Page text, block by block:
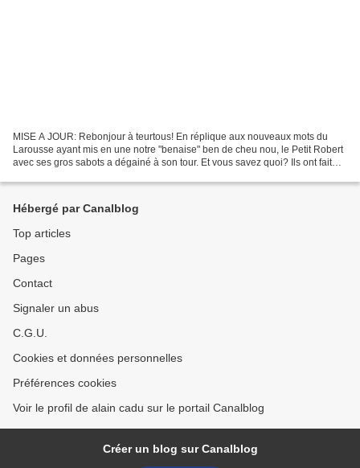
MISE A JOUR: Rebonjour à teurtous! En réplique aux nouveaux mots du
Larousse ayant mis en une notre "benaise" ben de cheu nou, le Petit Robert
avec ses gros sabots a dégainé à son tour. Et vous savez quoi? Ils ont fait
Hébergé par Canalblog
Top articles
Pages
Contact
Signaler un abus
C.G.U.
Cookies et données personnelles
Préférences cookies
Voir le profil de alain cadu sur le portail Canalblog
Créer un blog sur Canalblog